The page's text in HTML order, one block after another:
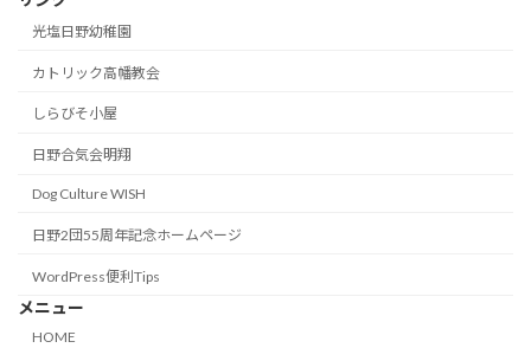
光塩日野幼稚園
カトリック高幡教会
しらびそ小屋
日野合気会明翔
Dog Culture WISH
日野2団55周年記念ホームページ
WordPress便利Tips
メニュー
HOME